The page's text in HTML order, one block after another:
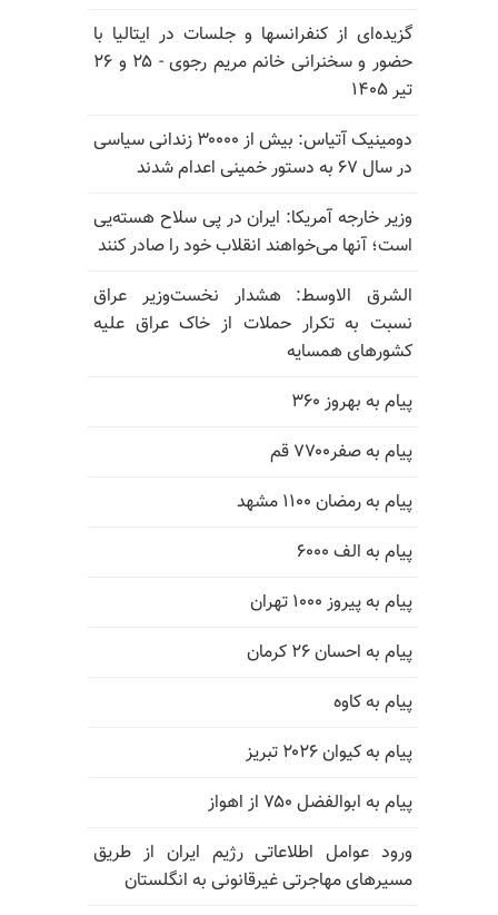
گزیده‌ای از کنفرانسها و جلسات در ایتالیا با
حضور و سخنرانی خانم مریم رجوی - ۲۵ و ۲۶
تیر ۱۴۰۵
دومینیک آتیاس: بیش از ۳۰۰۰۰ زندانی سیاسی
در سال ۶۷ به دستور خمینی اعدام شدند
وزیر خارجه آمریکا: ایران در پی سلاح هسته‌یی
است؛ آنها می‌خواهند انقلاب خود را صادر کنند
الشرق الاوسط: هشدار نخست‌وزیر عراق
نسبت به تکرار حملات از خاک عراق علیه
کشورهای همسایه
پیام به بهروز ۳۶۰
پیام به صفر۷۷۰۰ قم
پیام به رمضان ۱۱۰۰ مشهد
پیام به الف ۶۰۰۰
پیام به پیروز ۱۰۰۰ تهران
پیام به احسان ۲۶ کرمان
پیام به کاوه
پیام به کیوان ۲۰۲۶ تبریز
پیام به ابوالفضل ۷۵۰ از اهواز
ورود عوامل اطلاعاتی رژیم ایران از طریق
مسیرهای مهاجرتی غیرقانونی به انگلستان